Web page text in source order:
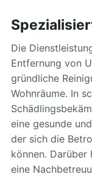
Die
Entfernung von
gründliche
Wohnräume. In
eine gesunde
der sich die
können. Darüber
eine